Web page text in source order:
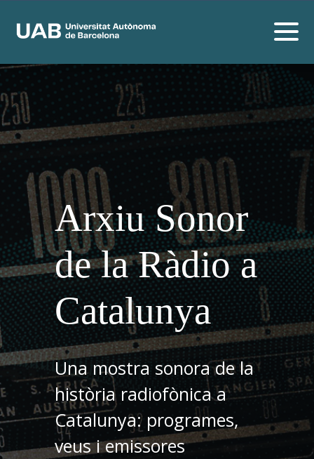
Arxiu Sonor
de la Ràdio a
Catalunya
Una mostra sonora de la
història radiofònica a
Catalunya: programes,
veus i emissores